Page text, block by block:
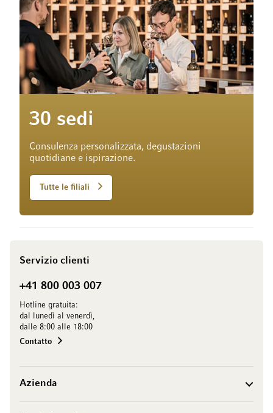
30 sedi
Consulenza personalizzata, degustazioni
quotidiane e ispirazione.
Tutte le filiali
Servizio clienti
+41 800 003 007
Hotline gratuita:
dal lunedì al venerdì,
dalle 8:00 alle 18:00
Contatto
Azienda